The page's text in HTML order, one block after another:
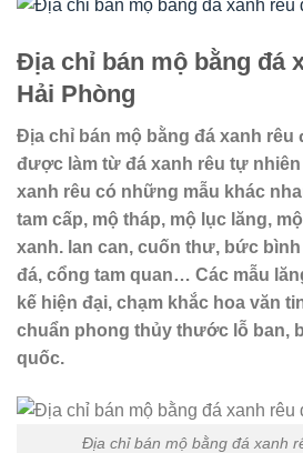
Địa chỉ bán mộ bằng đá
Hải Phòng
Địa chỉ bán mộ bằng đá xanh rêu
được làm từ đá xanh rêu tự
xanh rêu có những mẫu khác
tam cấp, mộ tháp, mộ lục lăng,
xanh. lan can, cuốn thư, bức
đá, cổng tam quan… Các mẫu
kế hiện đại, chạm khắc hoa văn
chuẩn phong thủy thước lỗ ban,
quốc.
Địa chỉ bán mộ bằng đá xanh